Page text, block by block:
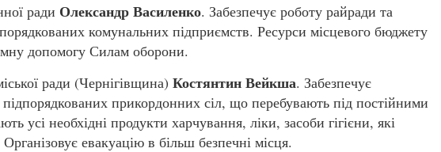
ради Олександр Василенко. Забезпечує роботу райради та
комунальних підприємств. Ресурси місцевого бюджету
допомогу Силам оборони.
ради (Чернігівщина) Костянтин Вейкша. Забезпечує
підпорядкованих прикордонних сіл, що перебувають під постійними
усі необхідні продукти харчування, ліки, засоби гігієни, які
евакуацію в більш безпечні місця.